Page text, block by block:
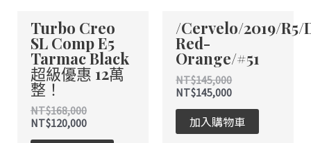
Turbo Creo
SL Comp E5
Tarmac Black
超級優惠 12萬
整！
NT$168,000
NT$120,000
/Cervelo/2019/
Red-
Orange/#51
NT$145,000
NT$145,000
加入購物車